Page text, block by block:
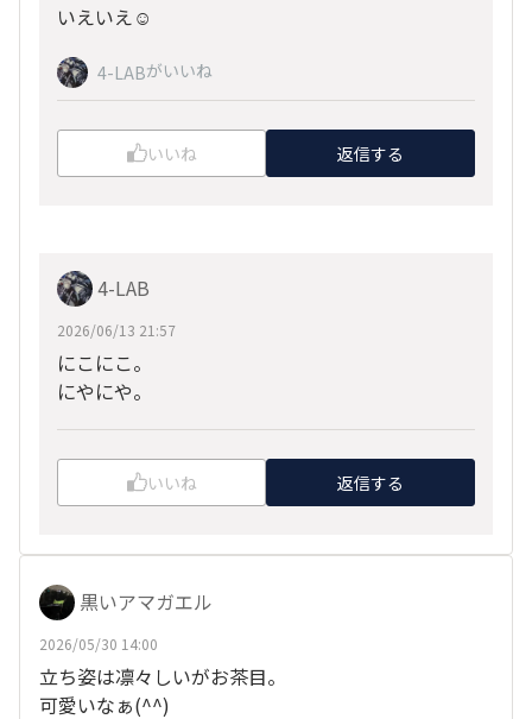
いえいえ☺️
4-LABがいいね
いいね 返信する
4-LAB
2026/06/13 21:57
にこにこ。
にやにや。
いいね 返信する
黒いアマガエル
2026/05/30 14:00
立ち姿は凛々しいがお茶目。
可愛いなぁ(^^)